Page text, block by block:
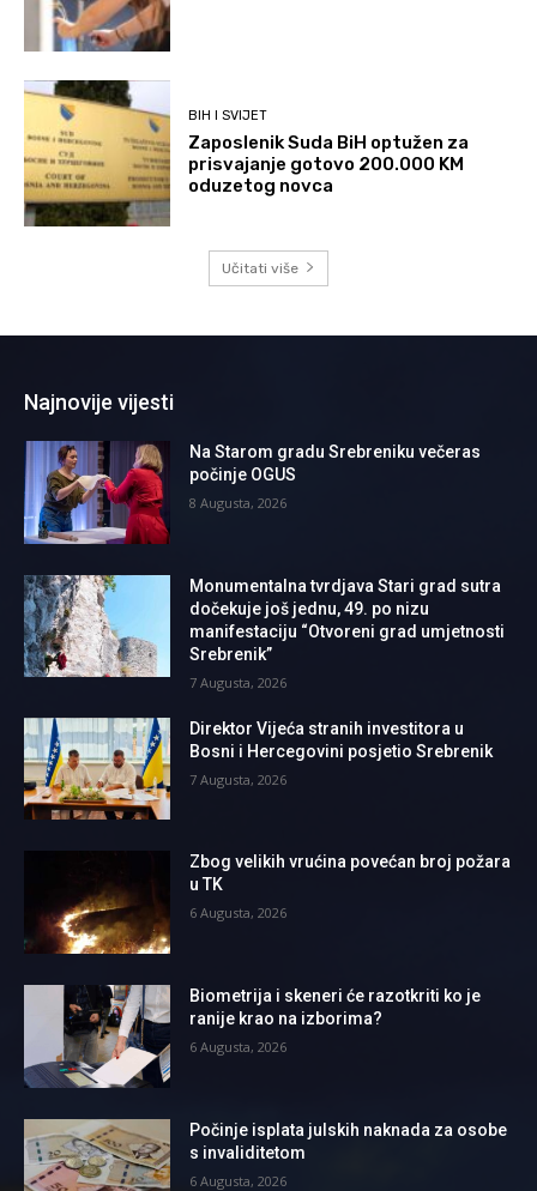
BIH I SVIJET
Zaposlenik Suda BiH optužen za
prisvajanje gotovo 200.000 KM
oduzetog novca
Učitati više
Najnovije vijesti
Na Starom gradu Srebreniku večeras
počinje OGUS
8 Augusta, 2026
Monumentalna tvrdjava Stari grad sutra
dočekuje još jednu, 49. po nizu
manifestaciju “Otvoreni grad umjetnosti
Srebrenik”
7 Augusta, 2026
Direktor Vijeća stranih investitora u
Bosni i Hercegovini posjetio Srebrenik
7 Augusta, 2026
Zbog velikih vrućina povećan broj požara
u TK
6 Augusta, 2026
Biometrija i skeneri će razotkriti ko je
ranije krao na izborima?
6 Augusta, 2026
Počinje isplata julskih naknada za osobe
s invaliditetom
6 Augusta, 2026